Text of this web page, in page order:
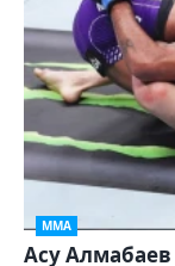
ММА
Асу Алмабаев